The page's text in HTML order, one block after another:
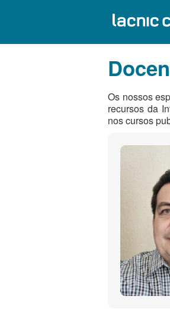
Os nossos
recursos da
nos cursos